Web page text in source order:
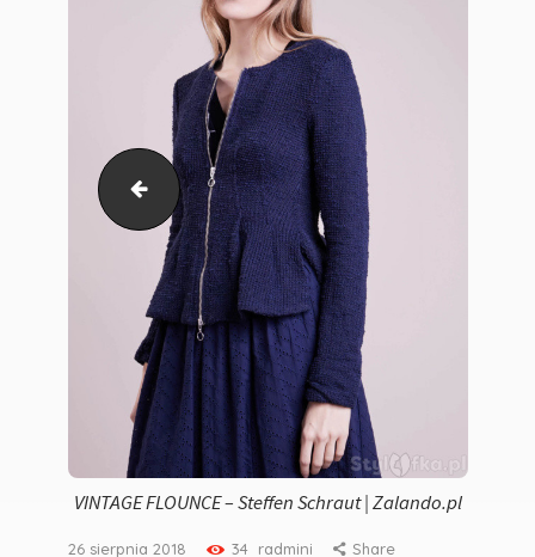
ZDROWIE
ROZRYWKA
KONTAKT
More & More - Żakiet
VINTAGE FLOUNCE – Steffen Schraut | Zalando.pl
26 sierpnia 2018 34 radmini Share